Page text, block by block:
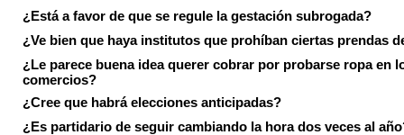
¿Está a favor de que se regule la gestación subrogada?
¿Ve bien que haya institutos que prohíban ciertas prendas
¿Le parece buena idea querer cobrar por probarse ropa en
comercios?
¿Cree que habrá elecciones anticipadas?
¿Es partidario de seguir cambiando la hora dos veces al